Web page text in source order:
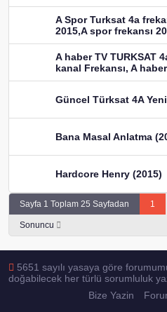
A Spor Turksat 4a
2015,A spor frekansı
A haber TV TURKSAT
kanal Frekansı, A
Güncel Türksat 4A
Bana Masal Anlatma
Hardcore Henry (2015)
Sayfa 1 Toplam 25 Sayfadan 1
Sonuncu
5651 sayılı yasaya göre
doğabilecek her türlü sorumluluk
Bize Yazin